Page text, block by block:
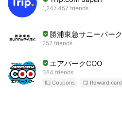
1,247,457 friends
勝浦東急サニーパーク
252 friends
エアパークCOO
384 friends
Coupons Reward card